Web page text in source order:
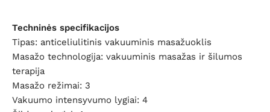
Techninės specifikacijos
Tipas: anticeliulitinis vakuuminis masažuoklis
Masažo technologija: vakuuminis masažas ir šilumos
terapija
Masažo režimai: 3
Vakuumo intensyvumo lygiai: 4